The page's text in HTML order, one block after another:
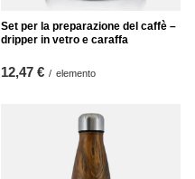
Set per la preparazione del caffè –
dripper in vetro e caraffa
12,47 € / elemento